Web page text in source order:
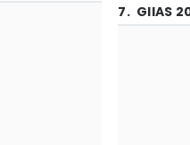
7. GIIAS